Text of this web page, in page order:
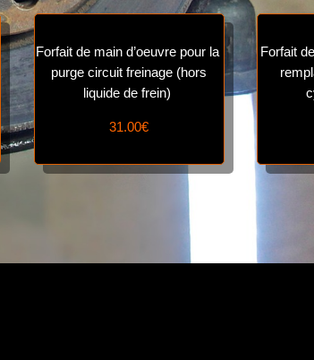
Forfait de main d’oeuvre pour la
purge circuit freinage (hors
liquide de frein)
31.00€
Forfait